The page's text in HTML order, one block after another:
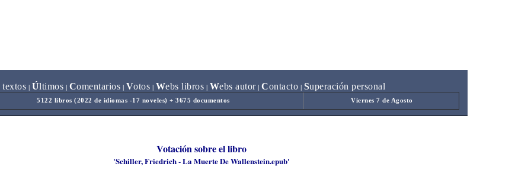
textos Últimos Comentarios Votos Webs libros Webs autor| Contacto Superación personal
5122 libros (2022 de idiomas -17 noveles) + 3675 documentos Viernes 7 de Agosto
Votación sobre el libro
'Schiller, Friedrich - La Muerte De Wallenstein.epub'